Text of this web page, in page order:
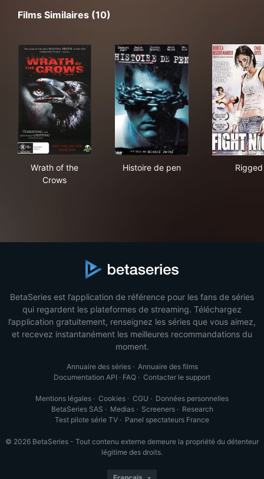
Films Similaires (10)
Wrath of the
Crows
Histoire de pen Rigged
BetaSeries est l’application de référence pour les fans de séries
qui regardent les plateformes de streaming. Téléchargez
l’application gratuitement, renseignez les séries que vous aimez,
et recevez instantanément les meilleures recommandations du
moment.
Annuaire des séries· Annuaire des films
Documentation API · FAQ · Contacter le support
Mentions légales · Cookies · CGU · Données personnelles
BetaSeries SAS · Medias· Screeners· Research
Test pilote série TV · Panel spectateurs France
© 2026 BetaSeries - Tout contenu externe demeure la propriété du détenteur
légitime des droits.
Français